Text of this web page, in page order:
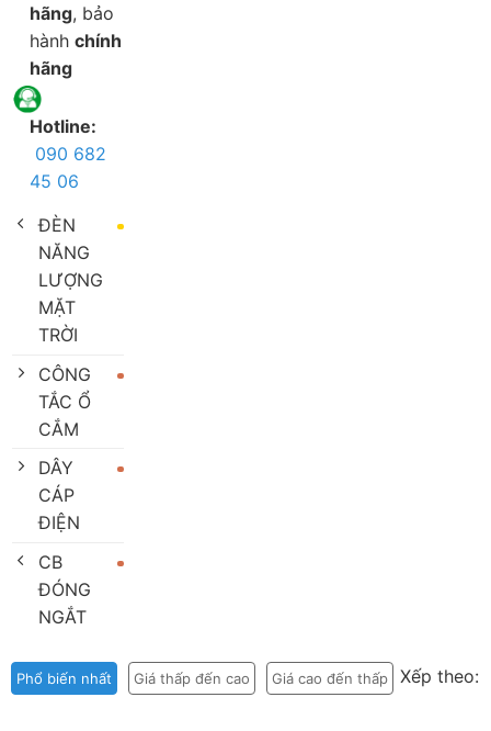
Xếp theo:
Phổ biến nhất Giá thấp đến cao Giá cao đến thấp
hãng, bảo
hành chính
hãng
Hotline:
090 682
45 06
ĐÈN
NĂNG
LƯỢNG
MẶT
TRỜI
CÔNG
TẮC Ổ
CẮM
DÂY
CÁP
ĐIỆN
CB
ĐÓNG
NGẮT